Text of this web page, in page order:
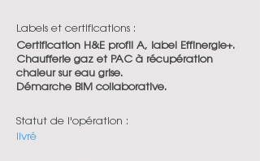
Labels et certifications :
Certification H&E profil A, label Effinergie+.
Chaufferie gaz et PAC à récupération
chaleur sur eau grise.
Démarche BIM collaborative.
Statut de l'opération :
livré